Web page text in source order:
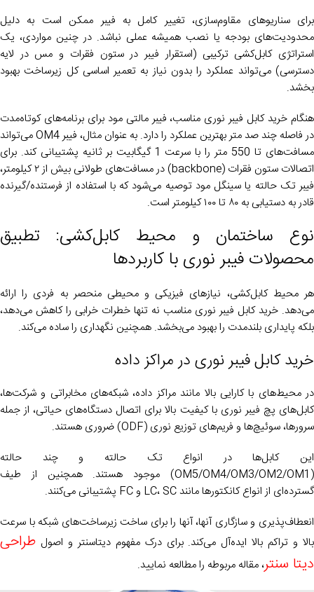
برای سناریوهای مقاوم‌سازی، تغییر کامل به فیبر ممکن است به دلیل
محدودیت‌های بودجه یا نصب همیشه عملی نباشد. در چنین مواردی، یک
استراتژی کابل‌کشی ترکیبی (استقرار فیبر در ستون فقرات و مس در لایه
دسترسی) می‌تواند عملکرد را بدون نیاز به تعمیر اساسی کل زیرساخت بهبود
بخشد.
هنگام خرید کابل فیبر نوری مناسب، فیبر مالتی مود برای برنامه‌های کوتاه‌مدت
در فاصله چند صد متر بهترین عملکرد را دارد. به عنوان مثال، فیبر OM4 می‌تواند
مسافت‌های تا 550 متر را با سرعت 1 گیگابیت بر ثانیه پشتیبانی کند. برای
اتصالات ستون فقرات (backbone) در مسافت‌های طولانی بیش از ۲ کیلومتر،
فیبر تک حالته یا سینگل مود توصیه می‌شود که با استفاده از فرستنده/گیرنده‌
قادر به دستیابی به ۸۰ تا ۱۰۰ کیلومتر است.
نوع ساختمان و محیط کابل‌کشی: تطبیق
محصولات فیبر نوری با کاربردها
هر محیط کابل‌کشی، نیازهای فیزیکی و محیطی منحصر به فردی را ارائه
می‌دهد. خرید کابل فیبر نوری مناسب نه تنها خطرات خرابی را کاهش می‌دهد،
بلکه پایداری بلندمدت را بهبود می‌بخشد. همچنین نگهداری را ساده می‌کند.
خرید کابل فیبر نوری در مراکز داده
در محیط‌های با کارایی بالا مانند مراکز داده، شبکه‌های مخابراتی و شرکت‌ها،
کابل‌های پچ فیبر نوری با کیفیت بالا برای اتصال دستگاه‌های حیاتی، از جمله
سرورها، سوئیچ‌ها و فریم‌های توزیع نوری (ODF) ضروری هستند.
این کابل‌ها در انواع تک حالته و چند حالته
(OM5/OM4/OM3/OM2/OM1) موجود هستند. همچنین از طیف
گسترده‌ای از انواع کانکتورها مانند LC، SC و FC پشتیبانی می‌کنند.
انعطاف‌پذیری و سازگاری آنها، آنها را برای ساخت زیرساخت‌های شبکه با سرعت
بالا و تراکم بالا ایده‌آل می‌کند. برای درک مفهوم دیتاسنتر و اصول طراحی
دیتا سنتر، مقاله مربوطه را مطالعه نمایید.